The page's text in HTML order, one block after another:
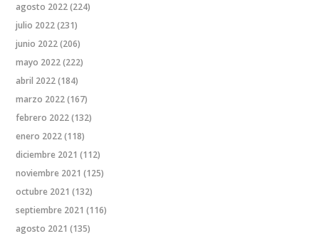
agosto 2022(224)
julio 2022(231)
junio 2022(206)
mayo 2022(222)
abril 2022(184)
marzo 2022(167)
febrero 2022(132)
enero 2022(118)
diciembre 2021 (112)
noviembre 2021 (125)
octubre 2021 (132)
septiembre 2021 (116)
agosto 2021 (135)